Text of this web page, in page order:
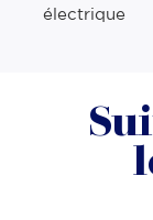
électrique